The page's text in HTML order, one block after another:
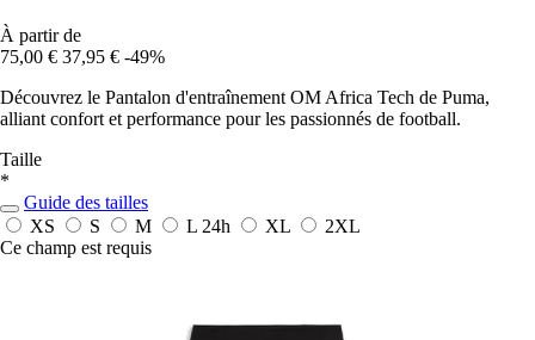
À partir de
75,00 € 37,95 € -49%
Découvrez le Pantalon d'entraînement OM Africa Tech de Puma,
alliant confort et performance pour les passionnés de football.
Taille
*
Guide des tailles
XS
S M L 24h XL
2XL
Ce champ est requis